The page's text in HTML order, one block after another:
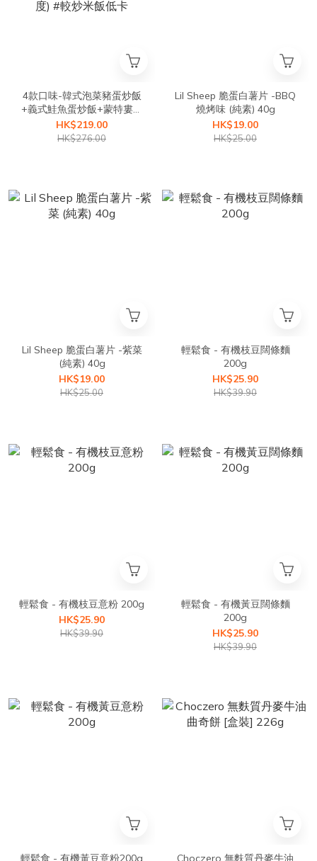
4款口味-韓式泡菜豬蛋炒飯
+義式鮭魚蛋炒飯+蒙特婁牛
肉蛋炒飯+薑黃雞腿蛋炒飯
各一(炒椰菜花飯) (急凍-18
HK$219.00
HK$276.00
Lil Sheep 脆蛋白薯片 -BBQ
燒烤味 (純素) 40g
HK$19.00
HK$25.00
Lil Sheep 脆蛋白薯片 -紫菜
(純素) 40g
HK$19.00
HK$25.00
輕鬆食 - 有機枝豆闊條麵
200g
HK$25.90
HK$39.90
輕鬆食 - 有機枝豆意粉 200g
HK$25.90
HK$39.90
輕鬆食 - 有機黃豆闊條麵
200g
HK$25.90
HK$39.90
輕鬆食 - 有機黃豆意粉200g Choczero 無麩質丹麥牛油